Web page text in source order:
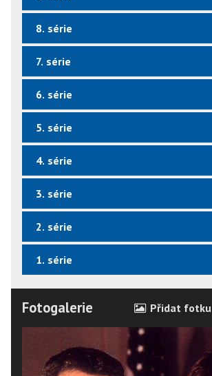
8. série
7. série
6. série
5. série
4. série
3. série
2. série
1. série
Fotogalerie Přidat fotku